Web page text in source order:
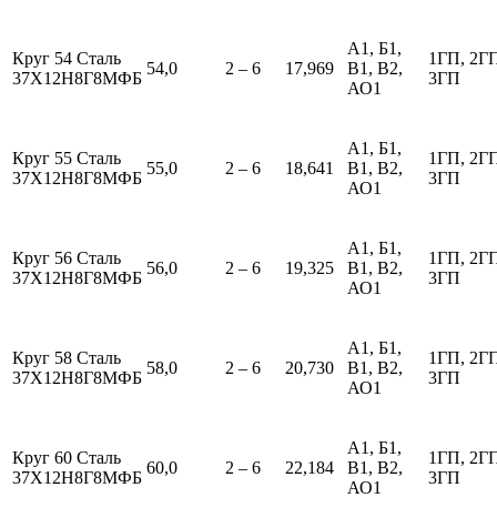
Круг 54 Сталь
37Х12Н8Г8МФБ
54,0 2 – 6 17,969
А1, Б1,
В1, В2,
АО1
1ГП,
3ГП
Круг 55 Сталь
37Х12Н8Г8МФБ
55,0 2 – 6 18,641
А1, Б1,
В1, В2,
АО1
1ГП,
3ГП
Круг 56 Сталь
37Х12Н8Г8МФБ
56,0 2 – 6 19,325
А1, Б1,
В1, В2,
АО1
1ГП,
3ГП
Круг 58 Сталь
37Х12Н8Г8МФБ
58,0 2 – 6 20,730
А1, Б1,
В1, В2,
АО1
1ГП,
3ГП
Круг 60 Сталь
37Х12Н8Г8МФБ
60,0 2 – 6 22,184
А1, Б1,
В1, В2,
АО1
1ГП,
3ГП